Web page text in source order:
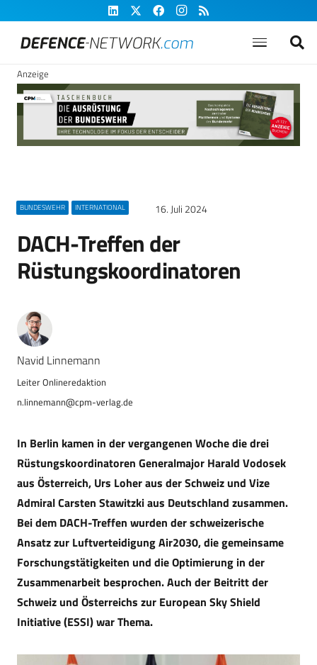
Anzeige
BUNDESWEHR INTERNATIONAL 16. Juli 2024
DACH-Treffen der
Rüstungskoordinatoren
Navid Linnemann
n.linnemann@cpm-verlag.de
In Berlin kamen in der vergangenen Woche die drei
Rüstungskoordinatoren Generalmajor Harald Vodosek
aus Österreich, Urs Loher aus der Schweiz und Vize
Admiral Carsten Stawitzki aus Deutschland zusammen.
Bei dem DACH-Treffen wurden der schweizerische
Ansatz zur Luftverteidigung Air2030, die gemeinsame
Forschungstätigkeiten und die Optimierung in der
Zusammenarbeit besprochen. Auch der Beitritt der
Schweiz und Österreichs zur European Sky Shield
Initiative (ESSI) war Thema.